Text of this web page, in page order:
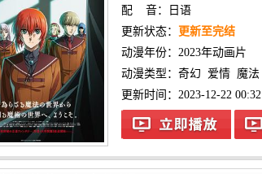
配 音：日语
更新状态：
更新至完结
动漫年份： 2023年动画片
动漫类型： 奇幻 爱情 魔法
更新时间：2023-12-22 00:32